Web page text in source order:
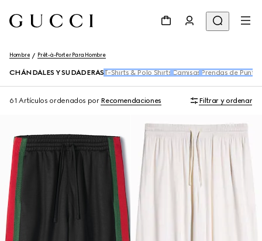
Hombre Prêt-à-Porter Para Hombre
CHÁNDALES Y SUDADERAS T-Shirts & Polo Shirts Camisas Prendas de Punto
61 Artículos ordenados por Recomendaciones Filtrar y ordenar